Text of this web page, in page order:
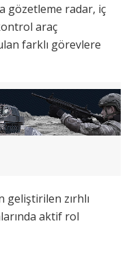
gözetleme radar, iç
araç
farklı görevlere
geliştirilen zırhlı
aktif rol